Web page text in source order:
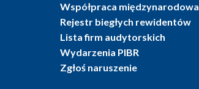
Współpraca międzynarodowa
Rejestr biegłych rewidentów
Lista firm audytorskich
Wydarzenia PIBR
Zgłoś naruszenie